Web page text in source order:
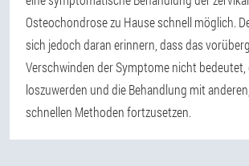
Osteochondrose zu Hause schnell möglich.
sich jedoch daran erinnern, dass das
Verschwinden der Symptome nicht bedeutet,
loszuwerden und die Behandlung mit
schnellen Methoden fortzusetzen.